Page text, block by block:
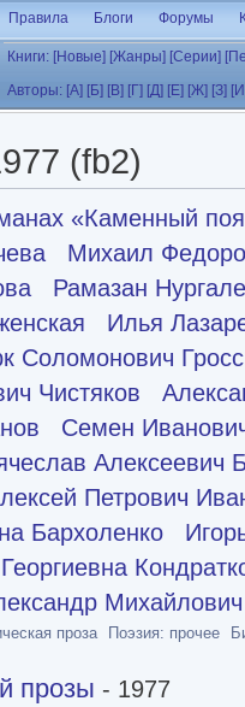
Правила Блоги Форумы
Книги: [Новые] [Жанры] [Серии]
Авторы: [А] [Б] [В] [Г] [Д] [Е] [Ж] [З]
(fb2)
«Каменный
Михаил
Рамазан
Илья
Соломонович
Чистяков
Семен
Алексеевич
Петрович
Бархоленко
проза Поэзия: прочее
прозы - 1977